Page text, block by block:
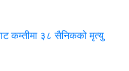
कम्तीमा ३८ सैनिकको मृत्यु